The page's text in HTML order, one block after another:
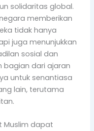
solidaritas global.
memberikan
tidak hanya
juga menunjukkan
sosial dan
bagian dari ajaran
untuk senantiasa
lain, terutama
Muslim dapat